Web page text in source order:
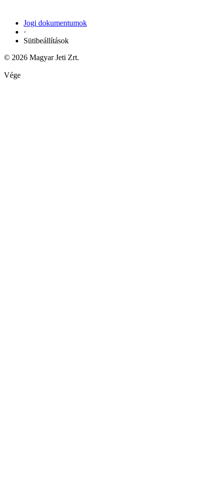
Jogi dokumentumok
·
Sütibeállítások
© 2026 Magyar Jeti Zrt.
Vége